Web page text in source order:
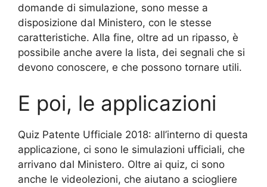
domande di simulazione, sono messe a
disposizione dal Ministero, con le stesse
caratteristiche. Alla fine, oltre ad un ripasso, è
possibile anche avere la lista, dei segnali che si
devono conoscere, e che possono tornare utili.
E poi, le applicazioni
Quiz Patente Ufficiale 2018: all’interno di questa
applicazione, ci sono le simulazioni ufficiali, che
arrivano dal Ministero. Oltre ai quiz, ci sono
anche le videolezioni, che aiutano a sciogliere